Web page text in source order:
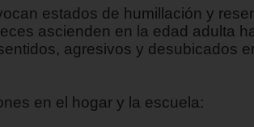
estados de humillación y
ascienden en la edad adulta
agresivos y desubicados
en el hogar y la escuela: